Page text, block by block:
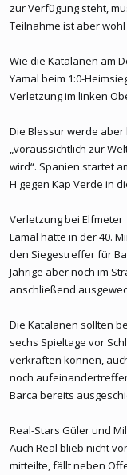
zur Verfügung steht,
Teilnahme ist aber
Wie die Katalanen am
Yamal beim 1:0-
Verletzung im linken
Die Blessur werde
„voraussichtlich zur
wird“. Spanien startet
H gegen Kap Verde in
Verletzung bei Elfmeter
Lamal hatte in der 40.
den Siegestreffer für
Jährige aber noch im
anschließend
Die Katalanen sollten
sechs Spieltage vor
verkraften können,
noch
Barca bereits
Real-Stars Güler und
Auch Real blieb nicht
mitteilte, fällt neben